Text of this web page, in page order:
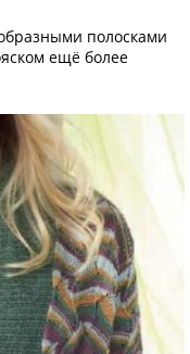
полосками
ещё более